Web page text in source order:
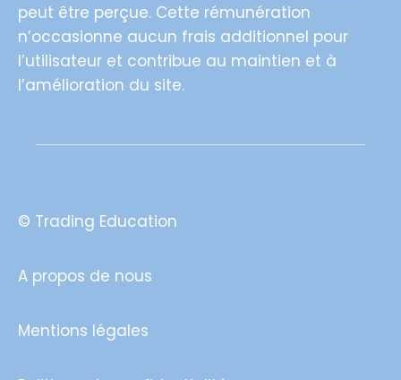
peut être perçue. Cette rémunération
n’occasionne aucun frais additionnel pour
l’utilisateur et contribue au maintien et à
l’amélioration du site.
© Trading Education
A propos de nous
Mentions légales